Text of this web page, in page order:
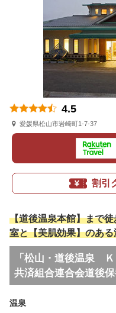
4.5
愛媛県松山市岩崎町1-7-37
割引
【道後温泉本館】まで
室と【美肌効果】のあ
「松山・道後温泉
共済組合連合会道後
温泉